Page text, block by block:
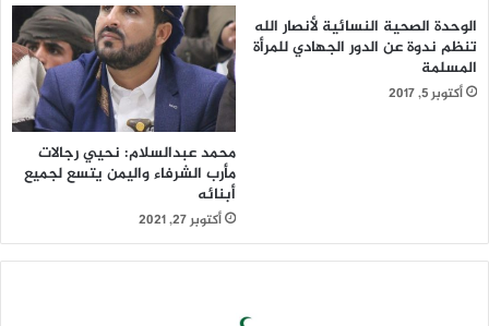
الوحدة الصحية النسائية لأنصار الله
تنظم ندوة عن الدور الجهادي للمرأة
المسلمة
أكتوبر 5, 2017
محمد عبدالسلام: نحيي رجالات
مأرب الشرفاء واليمن يتسع لجميع
أبنائه
أكتوبر 27, 2021